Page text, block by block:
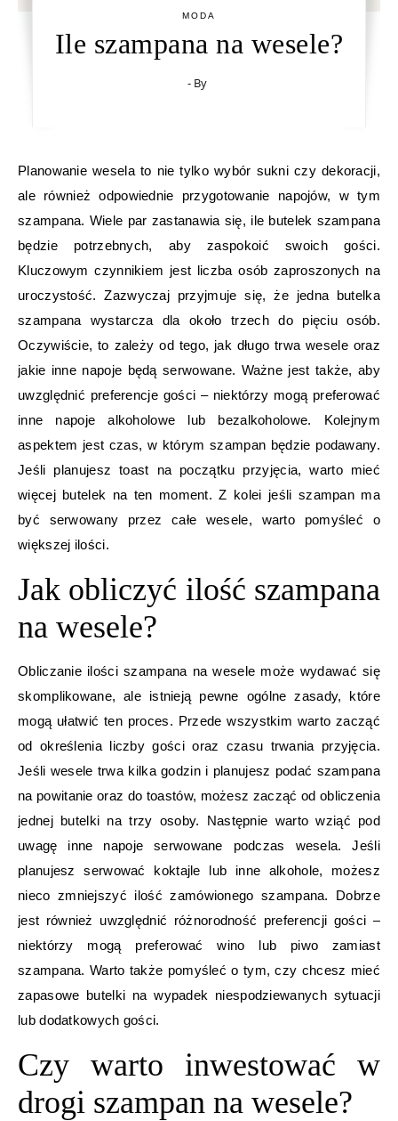
MODA
Ile szampana na wesele?
- By
Planowanie wesela to nie tylko wybór sukni czy dekoracji,
ale również odpowiednie przygotowanie napojów, w tym
szampana. Wiele par zastanawia się, ile butelek szampana
będzie potrzebnych, aby zaspokoić swoich gości.
Kluczowym czynnikiem jest liczba osób zaproszonych na
uroczystość. Zazwyczaj przyjmuje się, że jedna butelka
szampana wystarcza dla około trzech do pięciu osób.
Oczywiście, to zależy od tego, jak długo trwa wesele oraz
jakie inne napoje będą serwowane. Ważne jest także, aby
uwzględnić preferencje gości – niektórzy mogą preferować
inne napoje alkoholowe lub bezalkoholowe. Kolejnym
aspektem jest czas, w którym szampan będzie podawany.
Jeśli planujesz toast na początku przyjęcia, warto mieć
więcej butelek na ten moment. Z kolei jeśli szampan ma
być serwowany przez całe wesele, warto pomyśleć o
większej ilości.
Jak obliczyć ilość szampana
na wesele?
Obliczanie ilości szampana na wesele może wydawać się
skomplikowane, ale istnieją pewne ogólne zasady, które
mogą ułatwić ten proces. Przede wszystkim warto zacząć
od określenia liczby gości oraz czasu trwania przyjęcia.
Jeśli wesele trwa kilka godzin i planujesz podać szampana
na powitanie oraz do toastów, możesz zacząć od obliczenia
jednej butelki na trzy osoby. Następnie warto wziąć pod
uwagę inne napoje serwowane podczas wesela. Jeśli
planujesz serwować koktajle lub inne alkohole, możesz
nieco zmniejszyć ilość zamówionego szampana. Dobrze
jest również uwzględnić różnorodność preferencji gości –
niektórzy mogą preferować wino lub piwo zamiast
szampana. Warto także pomyśleć o tym, czy chcesz mieć
zapasowe butelki na wypadek niespodziewanych sytuacji
lub dodatkowych gości.
Czy warto inwestować w
drogi szampan na wesele?